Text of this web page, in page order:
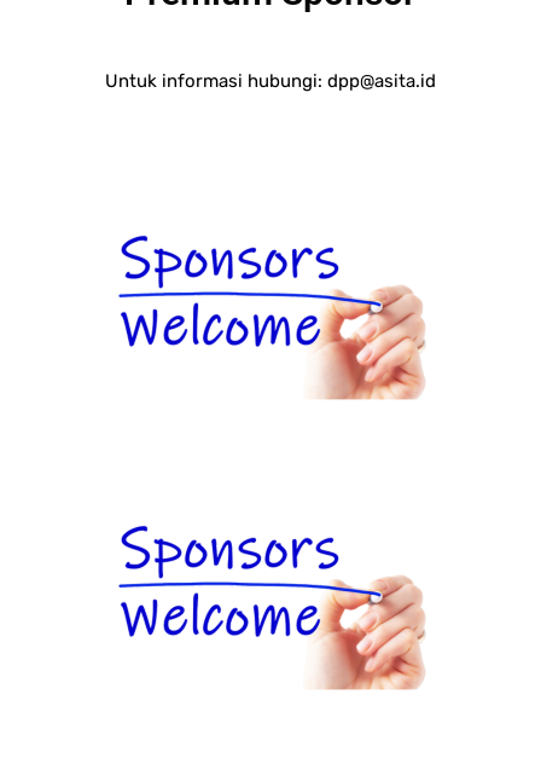
Untuk informasi hubungi: dpp@asita.id